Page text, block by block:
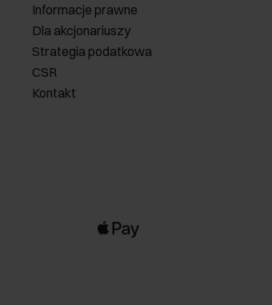
Informacje prawne
Dla akcjonariuszy
Strategia podatkowa
CSR
Kontakt